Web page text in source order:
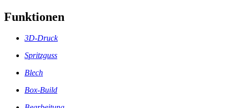
Funktionen
3D-Druck
Spritzguss
Blech
Box-Build